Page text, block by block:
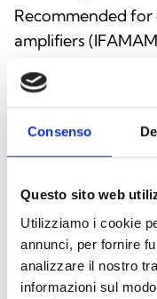
Consenso
Questo sito web
Utilizziamo i cookie
annunci, per fornire
analizzare il nostro
informazioni sul
Recommended
amplifiers
series control
This product is
versions